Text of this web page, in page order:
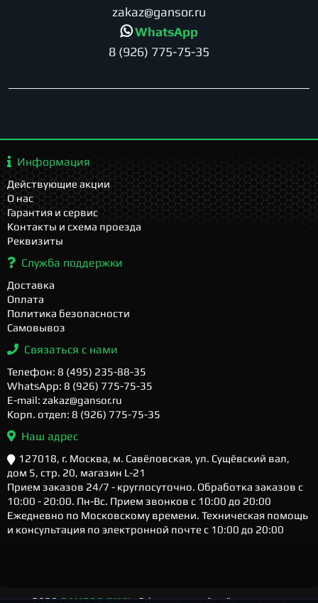
zakaz@gansor.ru
WhatsApp
8 (926) 775-75-35
Информация
Действующие акции
О нас
Гарантия и сервис
Контакты и схема проезда
Реквизиты
Служба поддержки
Доставка
Оплата
Политика безопасности
Самовывоз
Связаться с нами
Телефон: 8 (495) 235-88-35
WhatsApp: 8 (926) 775-75-35
E-mail: zakaz@gansor.ru
Корп. отдел: 8 (926) 775-75-35
Наш адрес
127018, г. Москва, м. Савёловская, ул. Сущёвский вал,
дом 5, стр. 20, магазин L-21
Прием заказов 24/7 - круглосуточно. Обработка заказов с
10:00 - 20:00. Пн-Вс. Прием звонков с 10:00 до 20:00
Ежедневно по Московскому времени. Техническая помощь
и консультация по электронной почте с 10:00 до 20:00